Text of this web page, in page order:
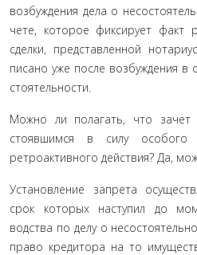
возбуждения дела о
чете, которое фиксирует факт
сделки, представленной
писано уже после возбуждения
стоятельности.
Можно ли полагать, что
стоявшимся в силу
ретроактив­ного действия? Да,
Установление запрета
срок которых наступил до
водства по делу о
право кредитора на то